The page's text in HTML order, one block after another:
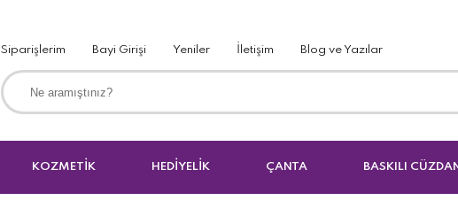
Siparişlerim Bayi Girişi Yeniler İletişim Blog ve Yazılar
KOZMETİK HEDİYELİK ÇANTA BASKILI